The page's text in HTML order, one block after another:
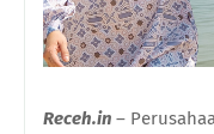
Receh.in –